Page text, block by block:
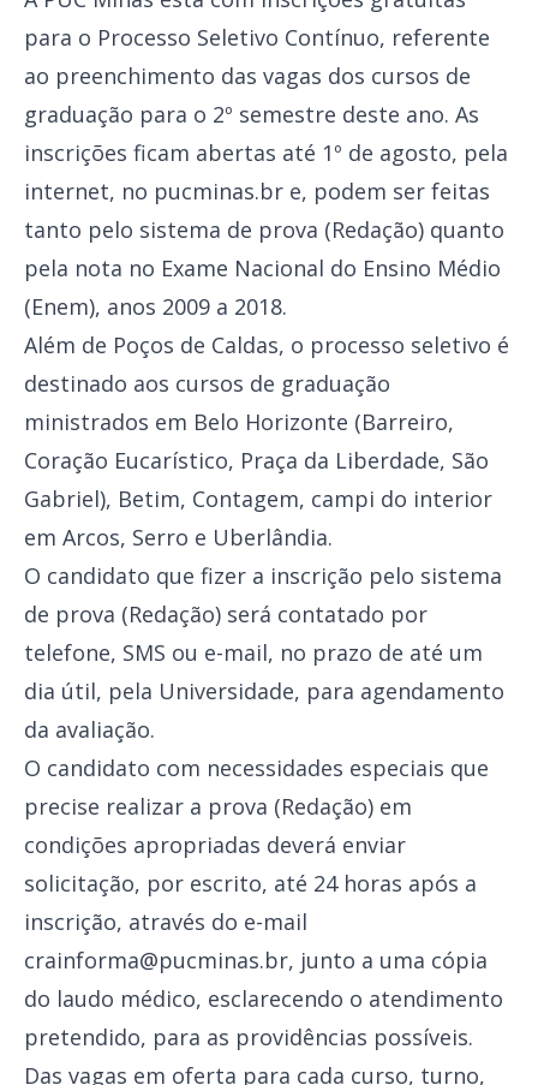
para o Processo Seletivo Contínuo, referente
ao preenchimento das vagas dos cursos de
graduação para o 2º semestre deste ano. As
inscrições ficam abertas até 1º de agosto, pela
internet, no pucminas.br e, podem ser feitas
tanto pelo sistema de prova (Redação) quanto
pela nota no Exame Nacional do Ensino Médio
(Enem), anos 2009 a 2018.
Além de Poços de Caldas, o processo seletivo é
destinado aos cursos de graduação
ministrados em Belo Horizonte (Barreiro,
Coração Eucarístico, Praça da Liberdade, São
Gabriel), Betim, Contagem, campi do interior
em Arcos, Serro e Uberlândia.
O candidato que fizer a inscrição pelo sistema
de prova (Redação) será contatado por
telefone, SMS ou e-mail, no prazo de até um
dia útil, pela Universidade, para agendamento
da avaliação.
O candidato com necessidades especiais que
precise realizar a prova (Redação) em
condições apropriadas deverá enviar
solicitação, por escrito, até 24 horas após a
inscrição, através do e-mail
crainforma@pucminas.br, junto a uma cópia
do laudo médico, esclarecendo o atendimento
pretendido, para as providências possíveis.
Das vagas em oferta para cada curso, turno,